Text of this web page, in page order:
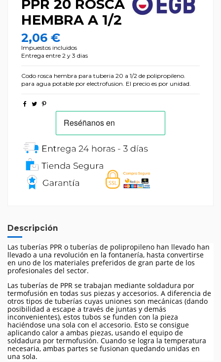
PPR 20 ROSCA
HEMBRA A 1/2
2,06 €
Impuestos incluidos
Entrega entre 2 y 3 dias
Codo rosca hembra para tuberia 20 a 1/2 de polipropileno.
para agua potable por electrofusion. El precio es por unidad.
Descripción
Las tuberías PPR o tuberías de polipropileno han llevado han
llevado a una revolución en la fontanería, hasta convertirse
en uno de los materiales preferidos de gran parte de los
profesionales del sector.
Las tuberías de PPR se trabajan mediante soldadura por
termofusión en todas sus piezas y accesorios. A diferencia de
otros tipos de tuberías cuyas uniones son mecánicas (dando
posibilidad a escape a través de juntas y demás
inconvenientes), estos tubos se funden con la pieza
haciéndose una sola con el accesorio. Esto se consigue
aplicando calor a ambas piezas, usando el equipo de
soldadura por termofusión. Cuando se logra la temperatura
necesaria, ambas partes se fusionan quedando unidas en
una sola.